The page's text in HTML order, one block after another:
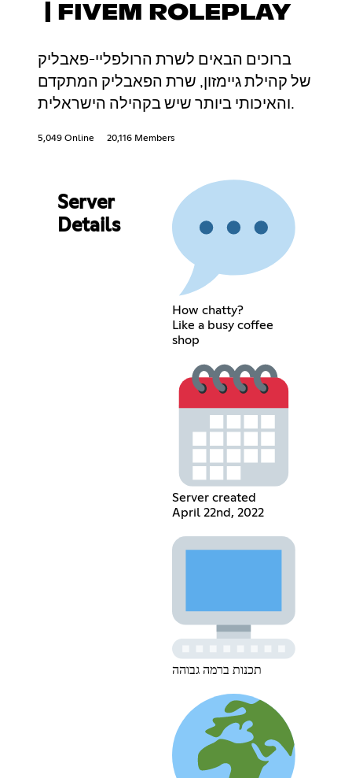
| FIVEM ROLEPLAY
ברוכים הבאים לשרת הרולפליי-פאבליק
של קהילת גיימזון, שרת הפאבליק המתקדם
והאיכותי ביותר שיש בקהילה הישראלית.
5,049 Online 20,116 Members
Server
Details
How chatty?
Like a busy coffee
shop
Server created
April 22nd, 2022
תכנות ברמה גבוהה